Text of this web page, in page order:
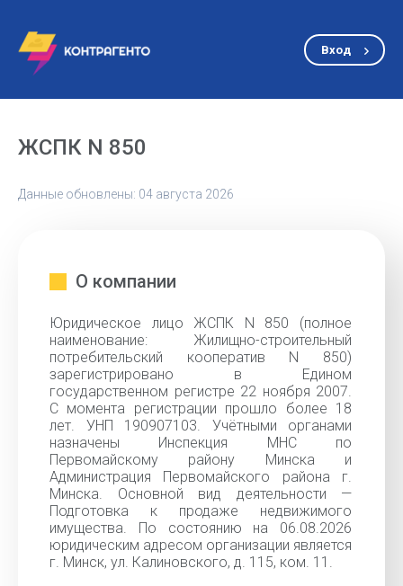
Вход
ЖСПК N 850
Данные обновлены: 04 августа 2026
О компании
Юридическое лицо ЖСПК N 850 (полное
наименование: Жилищно-строительный
потребительский кооператив N 850)
зарегистрировано в Едином
государственном регистре 22 ноября 2007.
С момента регистрации прошло более 18
лет. УНП 190907103. Учётными органами
назначены Инспекция МНС по
Первомайскому району Минска и
Администрация Первомайского района г.
Минска. Основной вид деятельности —
Подготовка к продаже недвижимого
имущества. По состоянию на 06.08.2026
юридическим адресом организации является
г. Минск, ул. Калиновского, д. 115, ком. 11.